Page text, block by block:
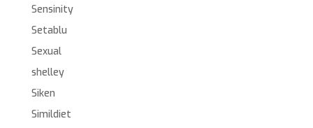
Sensinity
Setablu
Sexual
shelley
Siken
Simildiet